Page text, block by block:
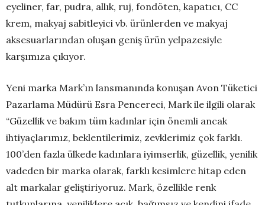
eyeliner, far, pudra, allık, ruj, fondöten, kapatıcı, CC
krem, makyaj sabitleyici vb. ürünlerden ve makyaj
aksesuarlarından oluşan geniş ürün yelpazesiyle
karşımıza çıkıyor.
Yeni marka Mark’ın lansmanında konuşan Avon Tüketici
Pazarlama Müdürü Esra Pencereci, Mark ile ilgili olarak
“Güzellik ve bakım tüm kadınlar için önemli ancak
ihtiyaçlarımız, beklentilerimiz, zevklerimiz çok farklı.
100’den fazla ülkede kadınlara iyimserlik, güzellik, yenilik
vadeden bir marka olarak, farklı kesimlere hitap eden
alt markalar geliştiriyoruz. Mark, özellikle renk